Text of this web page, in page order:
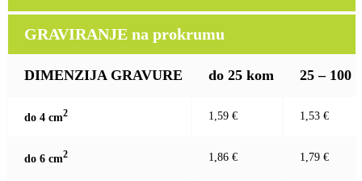
GRAVIRANJE na prokrumu
DIMENZIJA GRAVURE do 25 kom 25 – 100
do 4 cm2 1,59 € 1,53 €
do 6 cm2 1,86 € 1,79 €